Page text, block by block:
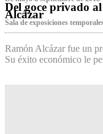
Del goce privado
Alcázar
Sala de exposiciones
Ramón Alcázar fue un
Su éxito económico le